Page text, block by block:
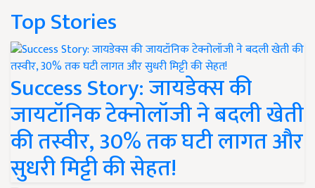
Top Stories
Success Story: जायडेक्स की
जायटॉनिक टेक्नोलॉजी ने बदली खेती
की तस्वीर, 30% तक घटी लागत और
सुधरी मिट्टी की सेहत!